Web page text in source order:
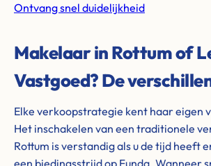
Ontvang snel duidelijkheid
Makelaar in Rottum of
Vastgoed? De
Elke verkoopstrategie kent haar eigen
Het inschakelen van een traditionele
Rottum is verstandig als u de tijd heeft
een biedingsstrijd op Funda. Wanneer